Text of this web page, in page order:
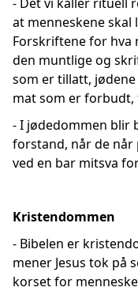
at menneskene skal
Forskriftene for hva
den muntlige og
som er tillatt,
mat som er forbudt,
- I jødedommen blir
forstand, når de når
ved en bar mitsva
Kristendommen
- Bibelen er
mener Jesus tok på
korset for